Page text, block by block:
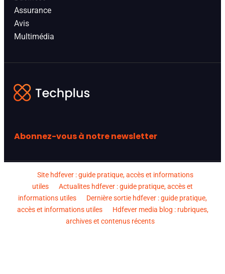
Assurance
Avis
Multimédia
Abonnez-vous à notre newsletter
Site hdfever : guide pratique, accès et informations
utiles
Actualites hdfever : guide pratique, accès et
informations utiles
Dernière sortie hdfever : guide pratique,
accès et informations utiles
Hdfever media blog : rubriques,
archives et contenus récents